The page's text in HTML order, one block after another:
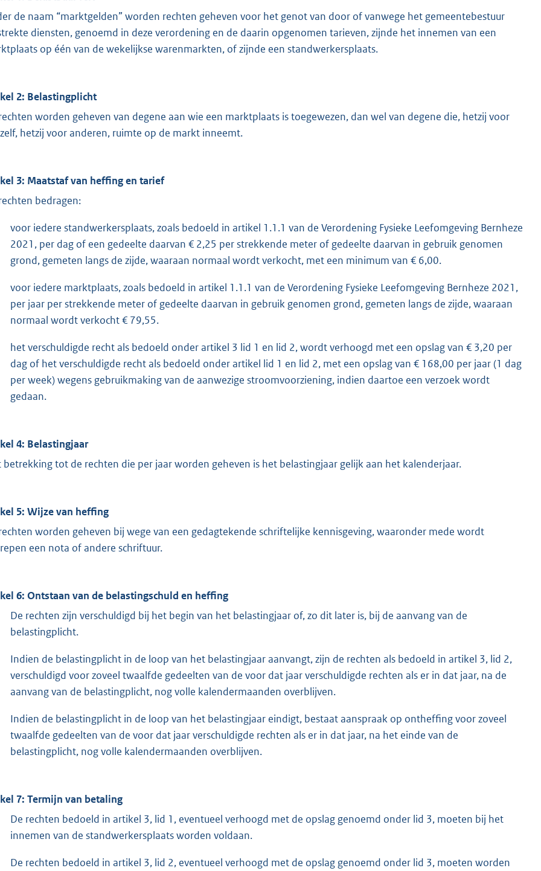
de naam “marktgelden” worden rechten geheven voor het genot van door of vanwege het gemeentebestuur
diensten, genoemd in deze verordening en de daarin opgenomen tarieven, zijnde het innemen van een
op één van de wekelijkse warenmarkten, of zijnde een standwerkersplaats.
2: Belastingplicht
worden geheven van degene aan wie een marktplaats is toegewezen, dan wel van degene die, hetzij voor
hetzij voor anderen, ruimte op de markt inneemt.
3: Maatstaf van heffing en tarief
bedragen:
voor iedere standwerkersplaats, zoals bedoeld in artikel 1.1.1 van de Verordening Fysieke Leefomgeving Bernheze
2021, per dag of een gedeelte daarvan € 2,25 per strekkende meter of gedeelte daarvan in gebruik genomen
grond, gemeten langs de zijde, waaraan normaal wordt verkocht, met een minimum van € 6,00.
voor iedere marktplaats, zoals bedoeld in artikel 1.1.1 van de Verordening Fysieke Leefomgeving Bernheze 2021,
per jaar per strekkende meter of gedeelte daarvan in gebruik genomen grond, gemeten langs de zijde, waaraan
normaal wordt verkocht € 79,55.
het verschuldigde recht als bedoeld onder artikel 3 lid 1 en lid 2, wordt verhoogd met een opslag van € 3,20 per
dag of het verschuldigde recht als bedoeld onder artikel lid 1 en lid 2, met een opslag van € 168,00 per jaar (1 dag
per week) wegens gebruikmaking van de aanwezige stroomvoorziening, indien daartoe een verzoek wordt
gedaan.
4: Belastingjaar
betrekking tot de rechten die per jaar worden geheven is het belastingjaar gelijk aan het kalenderjaar.
5: Wijze van heffing
worden geheven bij wege van een gedagtekende schriftelijke kennisgeving, waaronder mede wordt
een nota of andere schriftuur.
6: Ontstaan van de belastingschuld en heffing
De rechten zijn verschuldigd bij het begin van het belastingjaar of, zo dit later is, bij de aanvang van de
belastingplicht.
Indien de belastingplicht in de loop van het belastingjaar aanvangt, zijn de rechten als bedoeld in artikel 3, lid 2,
verschuldigd voor zoveel twaalfde gedeelten van de voor dat jaar verschuldigde rechten als er in dat jaar, na de
aanvang van de belastingplicht, nog volle kalendermaanden overblijven.
Indien de belastingplicht in de loop van het belastingjaar eindigt, bestaat aanspraak op ontheffing voor zoveel
twaalfde gedeelten van de voor dat jaar verschuldigde rechten als er in dat jaar, na het einde van de
belastingplicht, nog volle kalendermaanden overblijven.
7: Termijn van betaling
De rechten bedoeld in artikel 3, lid 1, eventueel verhoogd met de opslag genoemd onder lid 3, moeten bij het
innemen van de standwerkersplaats worden voldaan.
De rechten bedoeld in artikel 3, lid 2, eventueel verhoogd met de opslag genoemd onder lid 3, moeten worden